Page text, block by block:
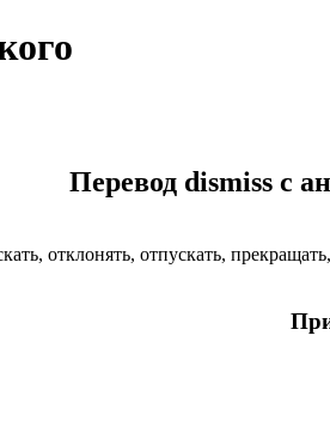
Перевод dismiss с
отклонять, отпускать,